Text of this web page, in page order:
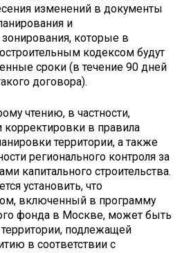
изменений в документы
и
зонирования, которые в
кодексом будут
сроки (в течение 90 дней
договора).
чтению, в частности,
корректировки в правила
территории, а также
регионального контроля за
капитального строительства.
установить, что
включенный в программу
фонда в Москве, может быть
подлежащей
в соответствии с